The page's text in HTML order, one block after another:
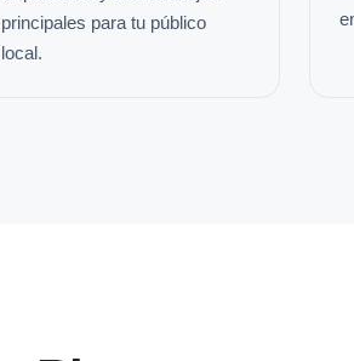
principales para tu público
local.